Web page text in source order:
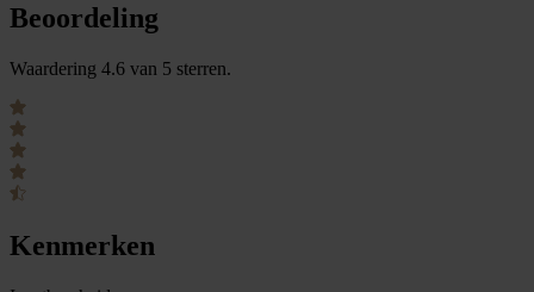
Beoordeling
Waardering 4.6 van 5 sterren.
Kenmerken